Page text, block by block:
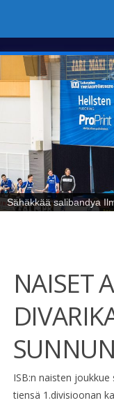
Sähäkkää salibandya
NAISET
ISB:n naisten
tiensä 1.divisioonan